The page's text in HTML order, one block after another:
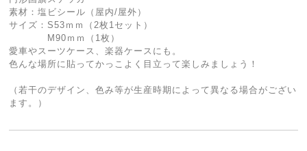
素材：塩ビシール（屋内/屋外）
サイズ：S53ｍｍ（2枚1セット）
M90ｍｍ（1枚）
愛車やスーツケース、楽器ケースにも。
色んな場所に貼ってかっこよく目立って楽しみましょう！
（若干のデザイン、色み等が生産時期によって異なる場合がござい
ます。）